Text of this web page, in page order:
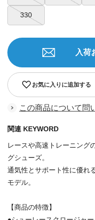
330
お気に入りに追加する
入荷
この商品について問
関連 KEYWORD
レースや高速トレーニング
グシューズ。
通気性とサポート性に優れ
モデル。
【商品の特徴】